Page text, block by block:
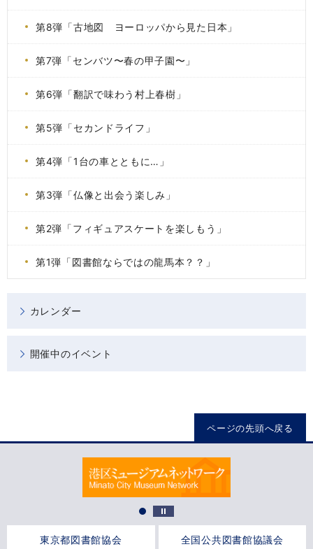
第8弾「古地図 ヨーロッパから見た日本」
第7弾「センバツ〜春の甲子園〜」
第6弾「翻訳で味わう村上春樹」
第5弾「セカンドライフ」
第4弾「1台の車とともに…」
第3弾「仏像と出会う楽しみ」
第2弾「フィギュアスケートを楽しもう」
第1弾「図書館ならではの龍馬本？？」
カレンダー
開催中のイベント
ページの先頭へ戻る
東京都図書館協会 全国公共図書館協議会